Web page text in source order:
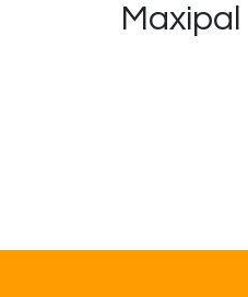
Maxipal